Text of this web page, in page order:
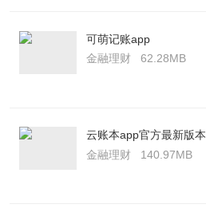
可萌记账app
金融理财
62.28MB
云账本app官方最新版本
金融理财
140.97MB